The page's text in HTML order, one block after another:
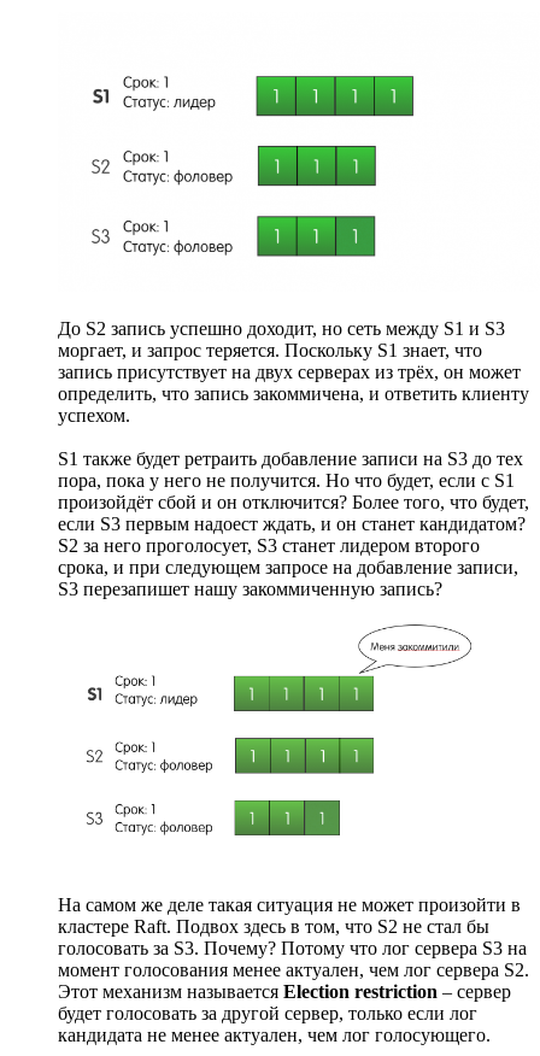
До S2 запись успешно доходит, но сеть между S1 и S3
моргает, и запрос теряется. Поскольку S1 знает, что
запись присутствует на двух серверах из трёх, он может
определить, что запись закоммичена, и ответить клиенту
успехом.
S1 также будет ретраить добавление записи на S3 до тех
пора, пока у него не получится. Но что будет, если с S1
произойдёт сбой и он отключится? Более того, что будет,
если S3 первым надоест ждать, и он станет кандидатом?
S2 за него проголосует, S3 станет лидером второго
срока, и при следующем запросе на добавление записи,
S3 перезапишет нашу закоммиченную запись?
На самом же деле такая ситуация не может произойти в
кластере Raft. Подвох здесь в том, что S2 не стал бы
голосовать за S3. Почему? Потому что лог сервера S3 на
момент голосования менее актуален, чем лог сервера S2.
Этот механизм называется Election restriction – сервер
будет голосовать за другой сервер, только если лог
кандидата не менее актуален, чем лог голосующего.